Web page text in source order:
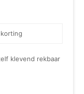
klevend rekbaar